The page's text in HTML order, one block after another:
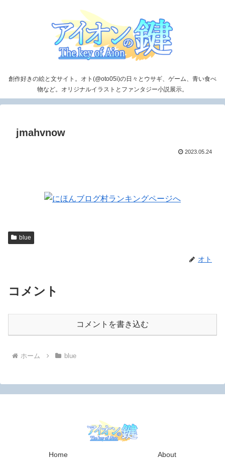
創作好きの絵と文サイト。オト(@oto05i)の日々とウサギ、ゲーム、青い食べ
物など。オリジナルイラストとファンタジー小説展示。
jmahvnow
2023.05.24
blue
オト
コメント
コメントを書き込む
ホーム blue
Home
About